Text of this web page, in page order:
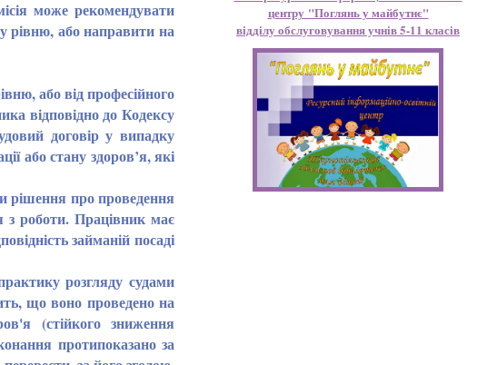
може рекомендувати
рівню, або направити на
або від професійного
відповідно до Кодексу
договір у випадку
або стану здоров’я, які
рішення про проведення
з роботи. Працівник має
займаній посаді
розгляду судами
що воно проведено на
(стійкого зниження
протипоказано за
центру "Поглянь у майбутнє"
відділу обслуговування учнів 5-11 класів